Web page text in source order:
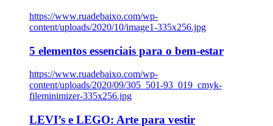
https://www.ruadebaixo.com/wp-
content/uploads/2020/10/image1-335x256.jpg
5 elementos essenciais para o bem-estar
https://www.ruadebaixo.com/wp-
content/uploads/2020/09/305_501-93_019_cmyk-
fileminimizer-335x256.jpg
LEVI’s e LEGO: Arte para vestir